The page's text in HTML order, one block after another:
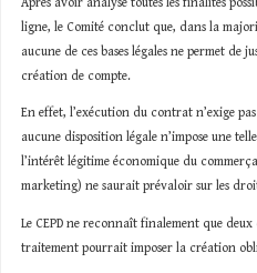
ligne, le Comité conclut que, dans la
aucune de ces bases légales ne permet de
création de compte.
En effet, l’exécution du contrat n’exige
aucune disposition légale n’impose une
l’intérêt légitime économique du
marketing) ne saurait prévaloir sur les
Le CEPD ne reconnaît finalement que deux
traitement pourrait imposer la création